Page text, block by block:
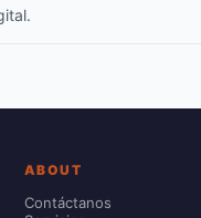
ABOUT
Contáctanos